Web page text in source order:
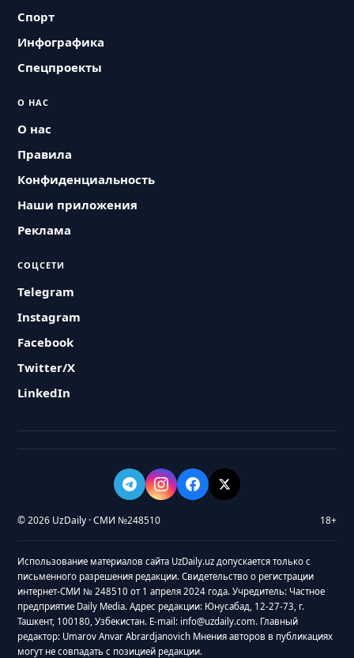
Спорт
Инфографика
Спецпроекты
О НАС
О нас
Правила
Конфиденциальность
Наши приложения
Реклама
СОЦСЕТИ
Telegram
Instagram
Facebook
Twitter/X
LinkedIn
© 2026 UzDaily · СМИ №248510 18+
Использование материалов сайта UzDaily.uz допускается только с
письменного разрешения редакции. Свидетельство о регистрации
интернет-СМИ № 248510 от 1 апреля 2024 года. Учредитель: Частное
предприятие Daily Media. Адрес редакции: Юнусабад, 12-27-73, г.
Ташкент, 100180, Узбекистан. E-mail: info@uzdaily.com. Главный
редактор: Umarov Anvar Abrardjanovich Мнения авторов в публикациях
могут не совпадать с позицией редакции.